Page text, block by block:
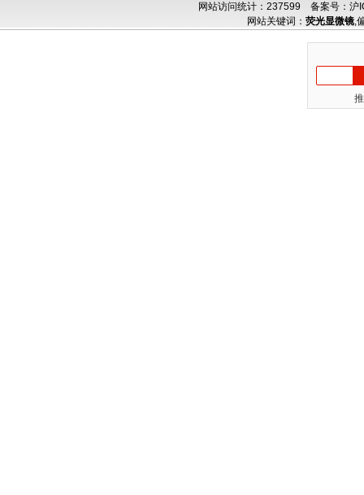
网站访问统计：237599 备案号：沪
网站关键词： 荧光显微镜,